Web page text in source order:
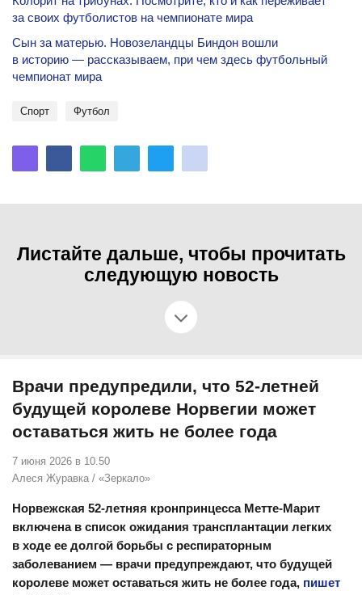
за своих футболистов на чемпионате мира
Сын за матерью. Новозеландцы Биндон вошли
в историю — рассказываем, при чем здесь футбольный
чемпионат мира
спорт Футбол
Листайте дальше, чтобы прочитать
следующую новость